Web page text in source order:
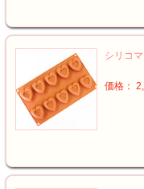
シリコ
価格：